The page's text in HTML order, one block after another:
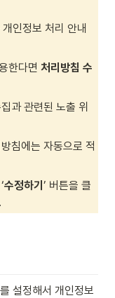
인정보 처리 안내
한다면 처리방침 수
과 관련된 노출 위
침에는 자동으로 적
수정하기 ’ 버튼을 클
설정해서 개인정보